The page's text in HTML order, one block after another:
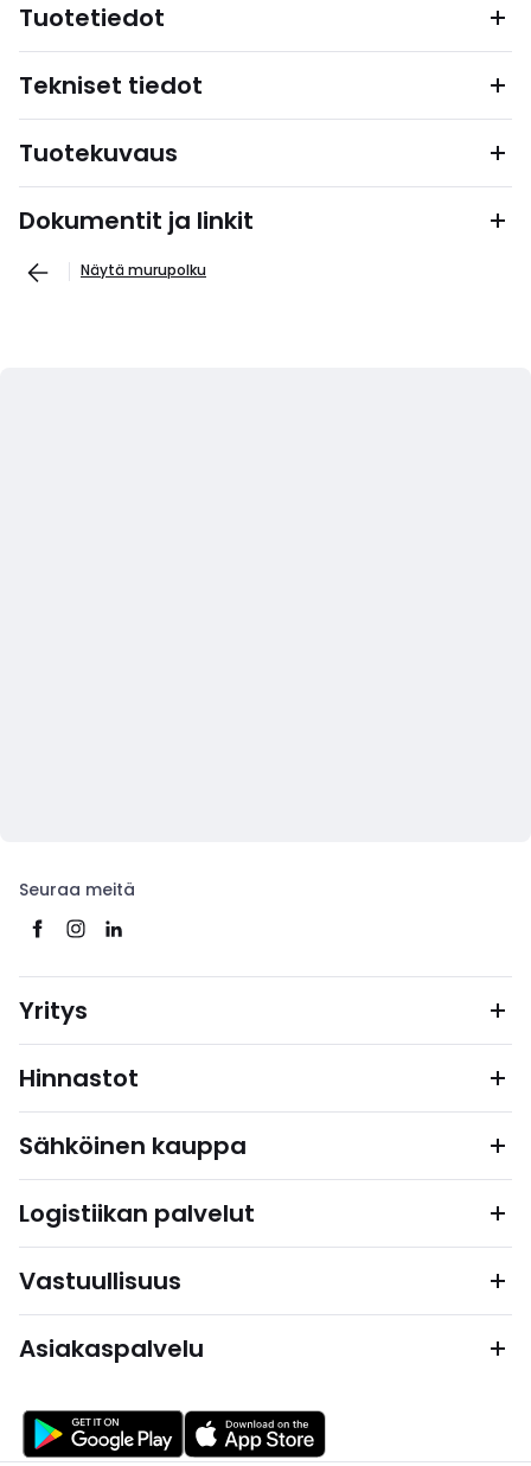
Tuotetiedot
Tekniset tiedot
Tuotekuvaus
Dokumentit ja linkit
Näytä murupolku
Seuraa meitä
Yritys
Hinnastot
Sähköinen kauppa
Logistiikan palvelut
Vastuullisuus
Asiakaspalvelu